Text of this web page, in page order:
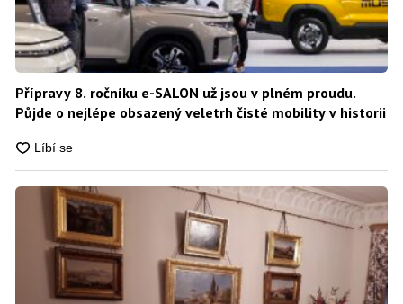
Přípravy 8. ročníku e-SALON už jsou v plném proudu.
Půjde o nejlépe obsazený veletrh čisté mobility v historii